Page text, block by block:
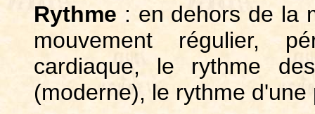
Rythme : en dehors de la
mouvement régulier,
cardiaque, le rythme
(moderne), le rythme